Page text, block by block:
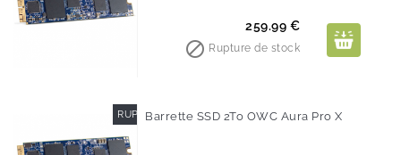
Prix
259.99 €
 Rupture de stock
RUPTURE DE STOCK
Barrette SSD 2To OWC Aura Pro X